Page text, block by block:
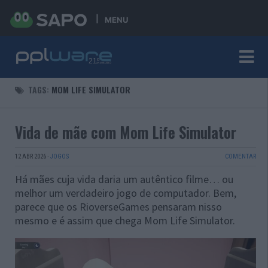
MENU
TAGS: MOM LIFE SIMULATOR
Vida de mãe com Mom Life Simulator
12 ABR 2026 · JOGOS COMENTAR
Há mães cuja vida daria um autêntico filme… ou
melhor um verdadeiro jogo de computador. Bem,
parece que os RioverseGames pensaram nisso
mesmo e é assim que chega Mom Life Simulator.